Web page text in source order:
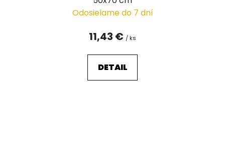
Odosielame do 7 dní
11,43 € / ks
DETAIL